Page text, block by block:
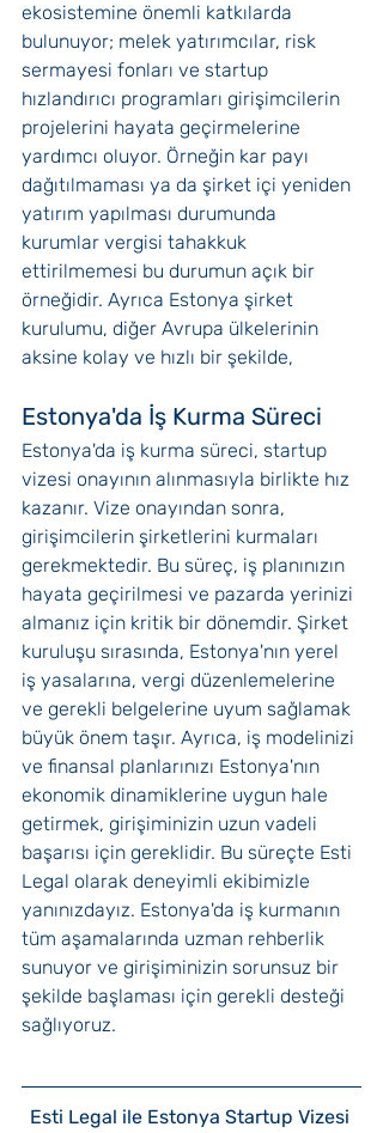
ekosistemine önemli katkılarda
bulunuyor; melek yatırımcılar, risk
sermayesi fonları ve startup
hızlandırıcı programları girişimcilerin
projelerini hayata geçirmelerine
yardımcı oluyor. Örneğin kar payı
dağıtılmaması ya da şirket içi yeniden
yatırım yapılması durumunda
kurumlar vergisi tahakkuk
ettirilmemesi bu durumun açık bir
örneğidir. Ayrıca Estonya şirket
kurulumu, diğer Avrupa ülkelerinin
aksine kolay ve hızlı bir şekilde,
Estonya'da İş Kurma Süreci
Estonya'da iş kurma süreci, startup
vizesi onayının alınmasıyla birlikte hız
kazanır. Vize onayından sonra,
girişimcilerin şirketlerini kurmaları
gerekmektedir. Bu süreç, iş planınızın
hayata geçirilmesi ve pazarda yerinizi
almanız için kritik bir dönemdir. Şirket
kuruluşu sırasında, Estonya'nın yerel
iş yasalarına, vergi düzenlemelerine
ve gerekli belgelerine uyum sağlamak
büyük önem taşır. Ayrıca, iş modelinizi
ve finansal planlarınızı Estonya'nın
ekonomik dinamiklerine uygun hale
getirmek, girişiminizin uzun vadeli
başarısı için gereklidir. Bu süreçte Esti
Legal olarak deneyimli ekibimizle
yanınızdayız. Estonya'da iş kurmanın
tüm aşamalarında uzman rehberlik
sunuyor ve girişiminizin sorunsuz bir
şekilde başlaması için gerekli desteği
sağlıyoruz.
Esti Legal ile Estonya Startup Vizesi